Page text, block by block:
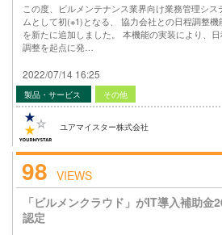
この度、ビルメンテナンス業界向け業務管理シス
ムとして初(※1)となる、 協力会社との日程調整機
を新たに追加しました。 本機能の実装により、日
調整を起点に発…
2022/07/14 16:25
製品・サービス その他
ユアマイスター株式会社
98 VIEWS
「ビルメンクラウド」がIT導入補助金
認定